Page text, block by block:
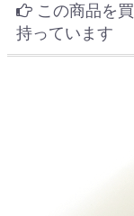
この商品を
持っています